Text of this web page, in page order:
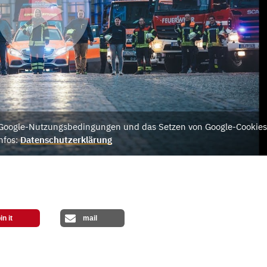
Nutzungsbedingungen und das Setzen von Google-
Datenschutzerklärung
it mail